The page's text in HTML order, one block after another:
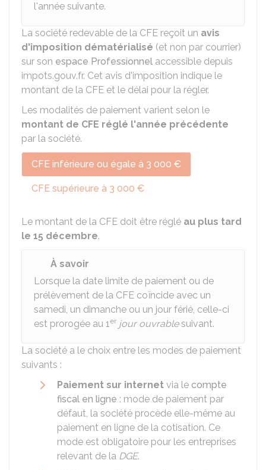
l'année suivante.
La société redevable de la CFE reçoit un avis
d'imposition dématérialisé (et non par courrier)
sur son espace Professionnel accessible depuis
impots.gouv.fr. Cet avis d'imposition indique le
montant de la CFE et le délai pour la régler.
Les modalités de paiement varient selon le
montant de CFE réglé l'année précédente
par la société.
CFE inférieure ou égale à 3 000 €
CFE supérieure à 3 000 €
Le montant de la CFE doit être réglé au plus tard
le 15 décembre.
À savoir
Lorsque la date limite de paiement ou de
prélèvement de la CFE coïncide avec un
samedi, un dimanche ou un jour férié, celle-ci
est prorogée au 1er jour ouvrablesuivant.
La société a le choix entre les modes de paiement
suivants :
Paiement sur internet via le compte
fiscal en ligne : mode de paiement par
défaut, la société procède elle-même au
paiement en ligne de la cotisation. Ce
mode est obligatoire pour les entreprises
relevant de la DGE.